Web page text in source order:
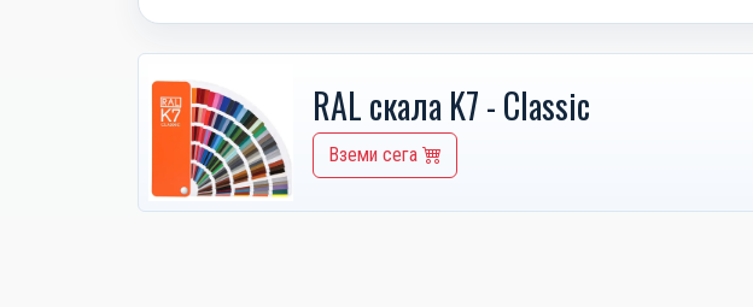
RAL скала K7 - Classic
Вземи сега